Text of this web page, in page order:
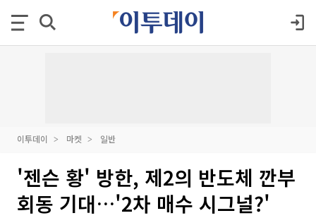
이투데이 마켓 일반
'젠슨 황' 방한, 제2의 반도체 깐부
회동 기대…'2차 매수 시그널?'